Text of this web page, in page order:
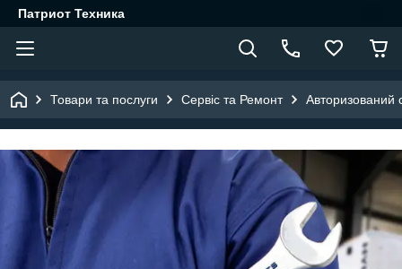
Патриот Техника
Товари та послуги Сервіс та Ремонт Авторизований